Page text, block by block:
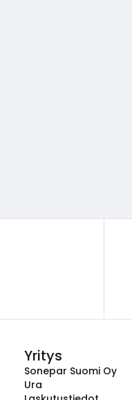
Yritys
Sonepar Suomi Oy
Ura